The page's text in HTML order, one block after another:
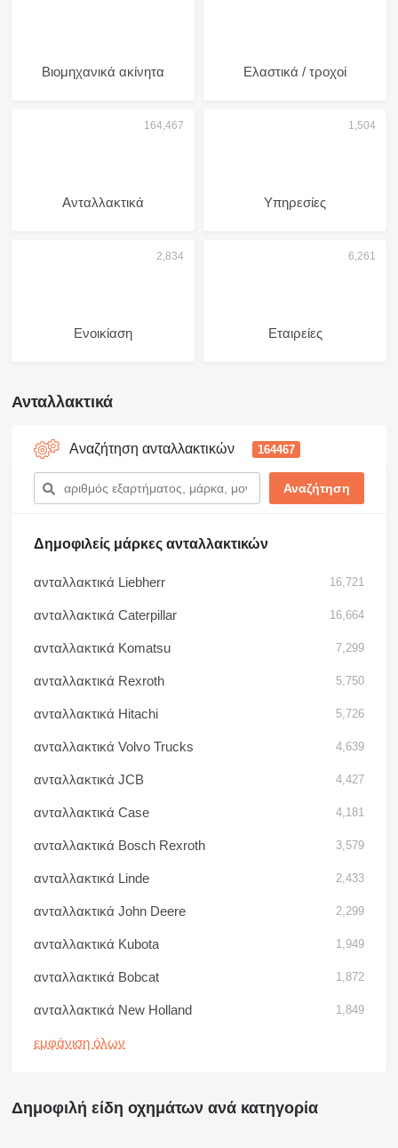
Βιομηχανικά ακίνητα Ελαστικά / τροχοί
Ανταλλακτικά Υπηρεσίες
Ενοικίαση Εταιρείες
Ανταλλακτικά
Αναζήτηση ανταλλακτικών 164467
Δημοφιλείς μάρκες ανταλλακτικών
ανταλλακτικά Liebherr 16,721
ανταλλακτικά Caterpillar 16,664
ανταλλακτικά Komatsu 7,299
ανταλλακτικά Rexroth 5,750
ανταλλακτικά Hitachi 5,726
ανταλλακτικά Volvo Trucks 4,639
ανταλλακτικά JCB 4,427
ανταλλακτικά Case 4,181
ανταλλακτικά Bosch Rexroth 3,579
ανταλλακτικά Linde 2,433
ανταλλακτικά John Deere 2,299
ανταλλακτικά Kubota 1,949
ανταλλακτικά Bobcat 1,872
ανταλλακτικά New Holland 1,849
εμφάνιση όλων
Δημοφιλή είδη οχημάτων ανά κατηγορία